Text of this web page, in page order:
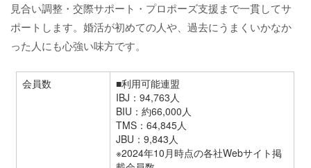
見合い調整・交際サポート・プロポーズ支援まで一貫してサ
ポートします。婚活が初めての人や、過去にうまくいかなか
った人にも心強い味方です。
会員数
■利用可能連盟
IBJ：94,763人
BIU：約66,000人
TMS：64,845人
JBU：9,843人
※2024年10月時点の各社Webサイト掲